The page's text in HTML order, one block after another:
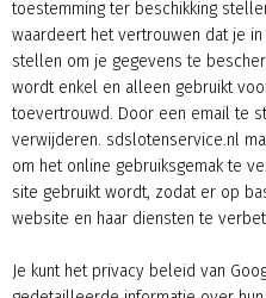
toestemming ter beschikking
waardeert het vertrouwen dat je
stellen om je gegevens te
wordt enkel en alleen gebruikt
toevertrouwd. Door een email te
verwijderen. sdslotenservice.nl
om het online gebruiksgemak te
site gebruikt wordt, zodat er op
website en haar diensten te
Je kunt het privacy beleid van